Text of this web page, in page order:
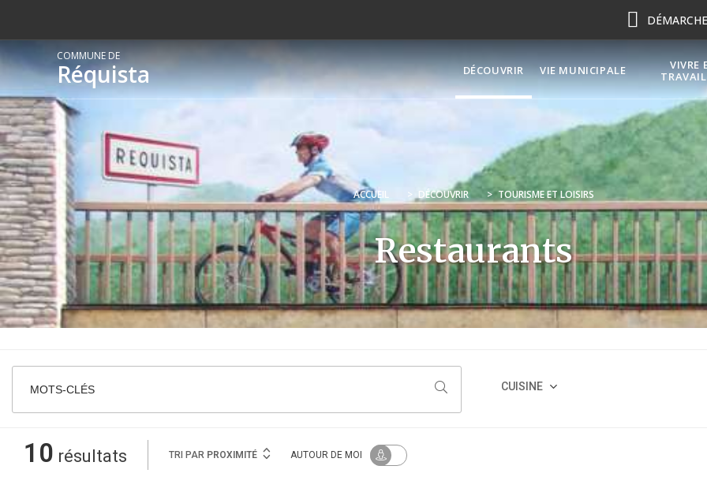
COMMUNE DE
Réquista DÉCOUVRIR VIE MUNICIPALE
VIVRE
ACCUEIL > DÉCOUVRIR > TOURISME ET LOISIRS
Restaurants
MOTS-CLÉS CUISINE
10 résultats TRI PAR PROXIMITÉ AUTOUR DE MOI